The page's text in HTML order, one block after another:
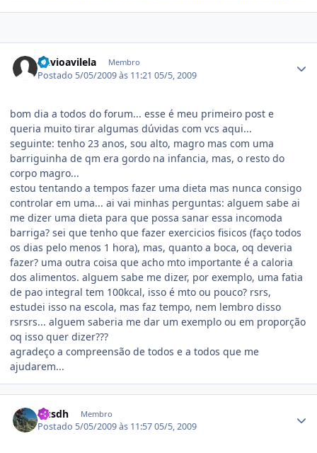
flavioavilela Membro
Postado 5/05/2009 às 11:2105/5, 2009
bom dia a todos do forum... esse é meu primeiro post e
queria muito tirar algumas dúvidas com vcs aqui...
seguinte: tenho 23 anos, sou alto, magro mas com uma
barriguinha de qm era gordo na infancia, mas, o resto do
corpo magro...
estou tentando a tempos fazer uma dieta mas nunca consigo
controlar em uma... ai vai minhas perguntas: alguem sabe ai
me dizer uma dieta para que possa sanar essa incomoda
barriga? sei que tenho que fazer exercicios fisicos (faço todos
os dias pelo menos 1 hora), mas, quanto a boca, oq deveria
fazer? uma outra coisa que acho mto importante é a caloria
dos alimentos. alguem sabe me dizer, por exemplo, uma fatia
de pao integral tem 100kcal, isso é mto ou pouco? rsrs,
estudei isso na escola, mas faz tempo, nem lembro disso
rsrsrs... alguem saberia me dar um exemplo ou em proporção
oq isso quer dizer???
agradeço a compreensão de todos e a todos que me
ajudarem...
Gusdh Membro
Postado 5/05/2009 às 11:5705/5, 2009